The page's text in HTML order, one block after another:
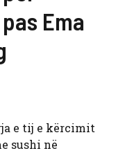
Ema
e tij e kërcimit
sushi në